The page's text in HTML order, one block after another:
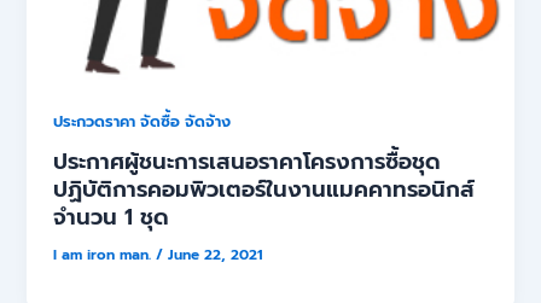
ประกวดราคา จัดซื้อ จัดจ้าง
ประกาศผู้ชนะการเสนอราคาโครงการซื้อชุด
ปฏิบัติการคอมพิวเตอร์ในงานแมคคาทรอนิกส์
จำนวน 1 ชุด
I am iron man./June 22, 2021